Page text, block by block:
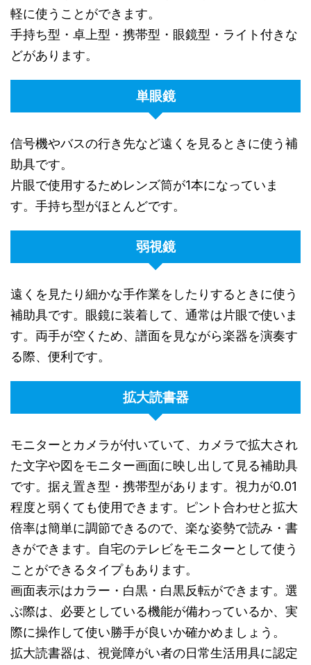
軽に使うことができます。
手持ち型・卓上型・携帯型・眼鏡型・ライト付きな
どがあります。
単眼鏡
信号機やバスの行き先など遠くを見るときに使う補
助具です。
片眼で使用するためレンズ筒が1本になっていま
す。手持ち型がほとんどです。
弱視鏡
遠くを見たり細かな手作業をしたりするときに使う
補助具です。眼鏡に装着して、通常は片眼で使いま
す。両手が空くため、譜面を見ながら楽器を演奏す
る際、便利です。
拡大読書器
モニターとカメラが付いていて、カメラで拡大され
た文字や図をモニター画面に映し出して見る補助具
です。据え置き型・携帯型があります。視力が0.01
程度と弱くても使用できます。ピント合わせと拡大
倍率は簡単に調節できるので、楽な姿勢で読み・書
きができます。自宅のテレビをモニターとして使う
ことができるタイプもあります。
画面表示はカラー・白黒・白黒反転ができます。選
ぶ際は、必要としている機能が備わっているか、実
際に操作して使い勝手が良いか確かめましょう。
拡大読書器は、視覚障がい者の日常生活用具に認定